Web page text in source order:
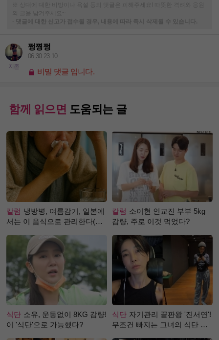
※ 상대에 대한 비방이나 욕설 등의 댓글은 피해주세요! 따뜻한 격려와 응원
의 글을 남겨주세요~
-
댓글에 대한 신고가 접수될 경우, 내용에 따라 즉시 삭제될 수 있습니다.
지존
쩡쪙쩡
06.30 23:10
비밀 댓글 입니다.
함께 읽으면 도움되는 글
칼럼 냉방병, 여름감기, 일본에
서는 이 음식으로 관리한다(생
칼럼 소이현 인교진 부부 5kg
감량, 주로 이것 먹었다?
식단 소유, 운동없이 8KG 감량!
이 '식단'으로 가능했다?
식단 자기관리 끝판왕 '진서연'!
무조건 빠지는 그녀의 식단 정